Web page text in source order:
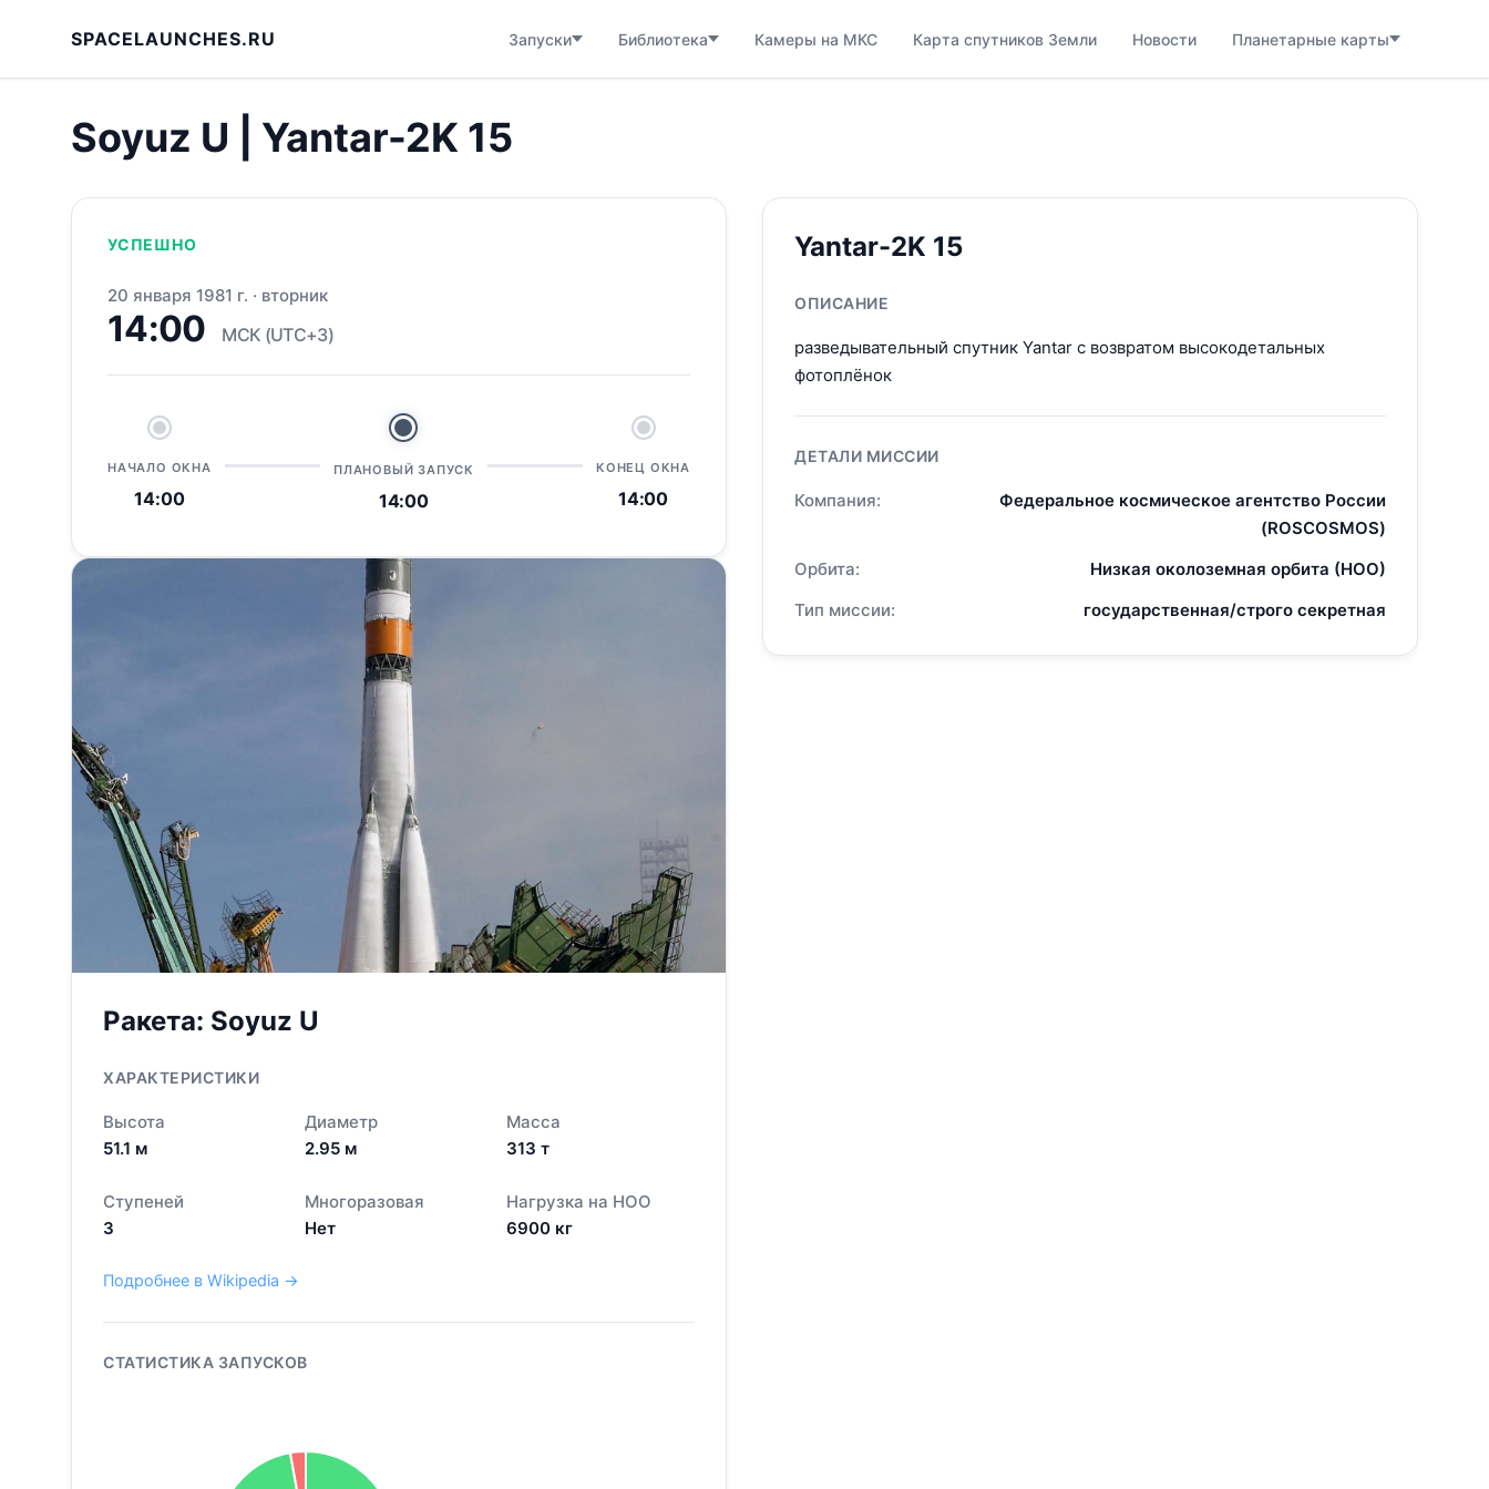
SPACELAUNCHES.RU Запуски Библиотека Камеры на МКС Карта спутников Земли Новости Планетарные карты
Soyuz U | Yantar-2K 15
УСПЕШНО
20 января 1981 г. · вторник
14:00 МСК (UTC+3)
НАЧАЛО ОКНА
14:00
ПЛАНОВЫЙ ЗАПУСК
14:00
КОНЕЦ ОКНА
14:00
Ракета: Soyuz U
ХАРАКТЕРИСТИКИ
Высота
51.1 м
Диаметр
2.95 м
Масса
313 т
Ступеней
3
Многоразовая
Нет
Нагрузка на НОО
6900 кг
Подробнее в Wikipedia →
СТАТИСТИКА ЗАПУСКОВ
Yantar-2K 15
ОПИСАНИЕ
разведывательный спутник Yantar с возвратом высокодетальных
фотоплёнок
ДЕТАЛИ МИССИИ
Компания:
Федеральное космическое агентство России
(ROSCOSMOS)
Орбита:
Низкая околоземная орбита (НОО)
Тип миссии:
государственная/строго секретная